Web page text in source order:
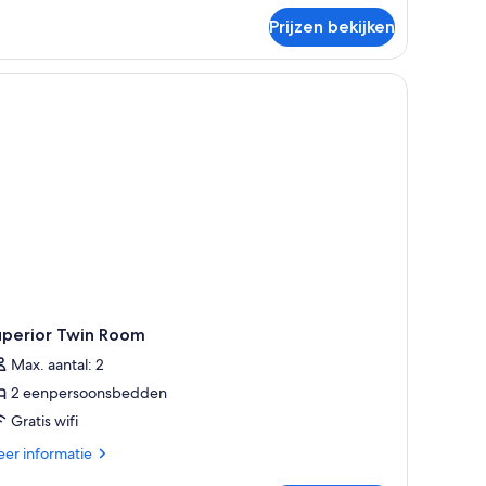
Prijzen bekijken
nachtkastje, een lamp en een muur met drie ramen.
Twin Room
Max. aantal: 2
2 eenpersoonsbedden
Gratis wifi
informatie